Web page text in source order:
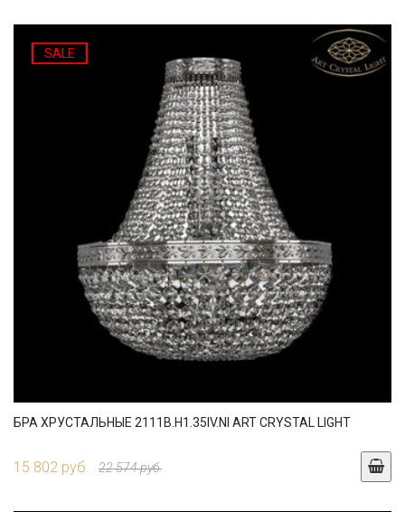
SALE
БРА ХРУСТАЛЬНЫЕ 2111B.H1.35IV.NI ART CRYSTAL LIGHT
15 802 руб. 22 574 руб.